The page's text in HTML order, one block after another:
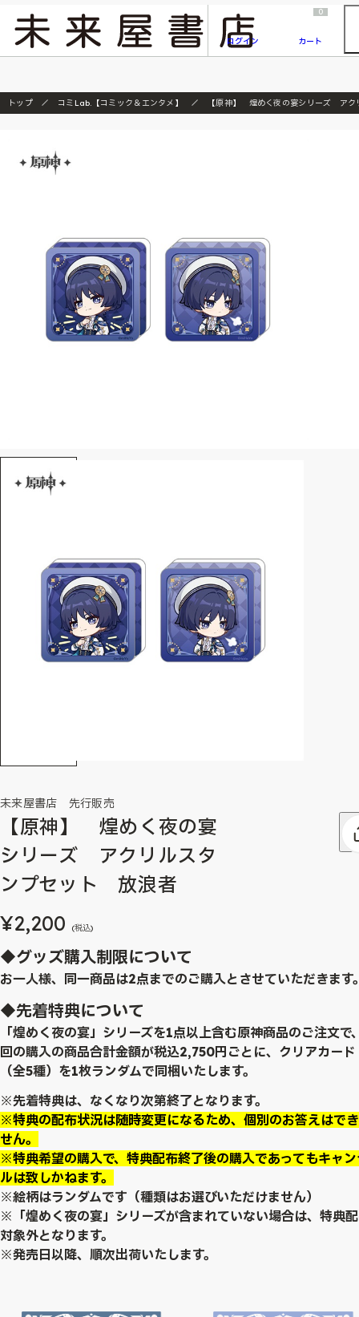
『ONE PIECE magazine 021 ONE PIECEカード付き同梱版』発売延期のご案内
ログイン
0
カート
トップ コミLab.【コミック＆エンタメ】 【原神】 煌めく夜の宴シリーズ ア
未来屋書店 先行販売
【原神】 煌めく夜の宴
シリーズ アクリルスタ
ンプセット 放浪者
¥2,200 (税込)
◆グッズ購入制限について
お一人様、同一商品は2点までのご購入とさせていただきます
◆先着特典について
「煌めく夜の宴」シリーズを1点以上含む原神商品のご注文で
回の購入の商品合計金額が税込2,750円ごとに、クリアカード
（全5種）を1枚ランダムで同梱いたします。
※先着特典は、なくなり次第終了となります。
※特典の配布状況は随時変更になるため、個別のお答えはで
せん。
※特典希望の購入で、特典配布終了後の購入であってもキャ
ルは致しかねます。
※絵柄はランダムです（種類はお選びいただけません）
※「煌めく夜の宴」シリーズが含まれていない場合は、特典
対象外となります。
※発売日以降、順次出荷いたします。